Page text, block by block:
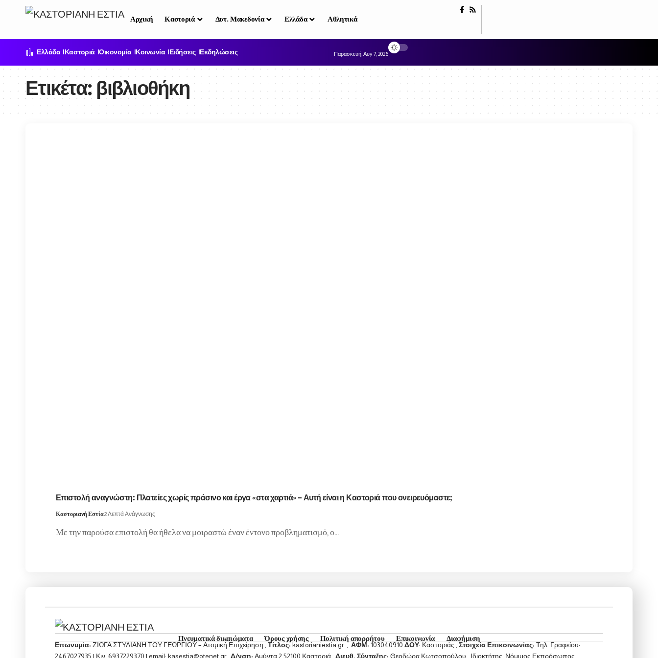
Αρχική Καστοριά Δυτ. Μακεδονία Ελλάδα Αθλητικά
Ελλάδα Καστοριά Οικονομία Κοινωνία Ειδήσεις Εκδηλώσεις Παρασκευή, Αυγ 7, 2026
Ετικέτα: βιβλιοθήκη
Επιστολή αναγνώστη: Πλατείες χωρίς πράσινο και έργα «στα χαρτιά» – Αυτή είναι η Καστοριά που ονειρευόμαστε;
Καστοριανή Εστία2 Λεπτά Ανάγνωσης
Με την παρούσα επιστολή θα ήθελα να μοιραστώ έναν έντονο προβληματισμό, ο…
Πνευματικά δικαιώματα Όρους χρήσης Πολιτική απορρήτου Επικοινωνία Διαφήμιση
Επωνυμία: ΖΙΩΓΑ ΣΤΥΛΙΑΝΗ ΤΟΥ ΓΕΩΡΓΙΟΥ – Ατομική Επιχείρηση , Τίτλος:kastorianiestia.gr , ΑΦΜ: 103040910 ΔΟΥ: Καστοριάς , Στοιχεία Επικοινωνίας: Τηλ. Γραφείου:
2467027935 | Κιν. 6937229370 | email: kasestia@otenet.gr , Δ/νση: Αμύντα 2 52100 Καστοριά . Διευθ. Σύνταξης: Θεοδώρα Κωτσοπούλου , Ιδιοκτήτης, Νόμιμος Εκπρόσωπος,